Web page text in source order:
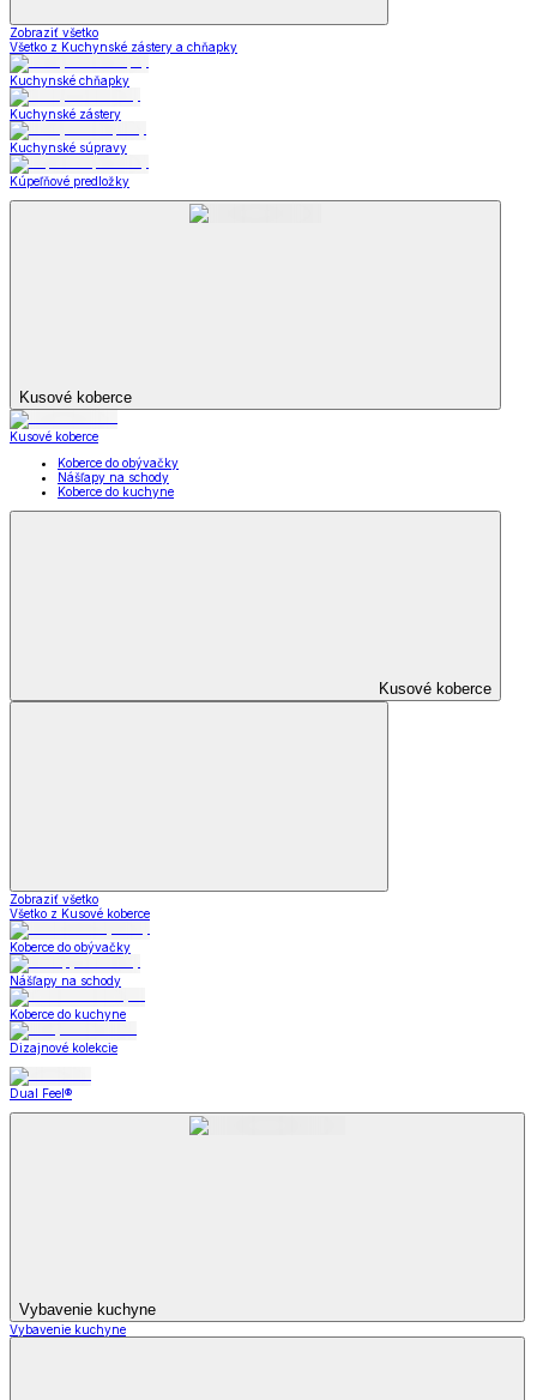
Zobraziť všetko
Všetko z Kuchynské zástery a chňapky
Kuchynské chňapky
Kuchynské zástery
Kuchynské súpravy
Kúpeľňové predložky
Kusové koberce
Kusové koberce
Koberce do obývačky
Nášľapy na schody
Koberce do kuchyne
Kusové koberce
Zobraziť všetko
Všetko z Kusové koberce
Koberce do obývačky
Nášľapy na schody
Koberce do kuchyne
Dizajnové kolekcie
Dual Feel®
Vybavenie kuchyne
Vybavenie kuchyne